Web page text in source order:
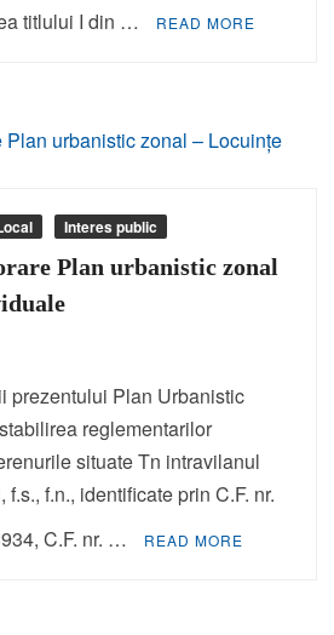
titlului I din …
READ MORE
Interes public
Plan urbanistic zonal
prezentului Plan Urbanistic
reglementarilor
situate Tn intravilanul
f.n., identificate prin C.F. nr.
C.F. nr. …
READ MORE